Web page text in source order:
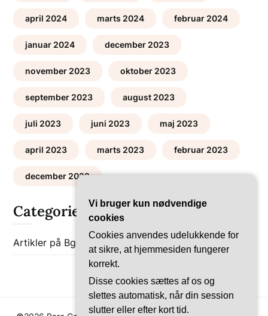
april 2024 marts 2024 februar 2024
januar 2024 december 2023
november 2023 oktober 2023
september 2023 august 2023
juli 2023 juni 2023 maj 2023
april 2023 marts 2023 februar 2023
december 2022
Categories
Artikler på Bgob Bolig-Guides
Vi bruger kun nødvendige
cookies
Cookies anvendes udelukkende for
at sikre, at hjemmesiden fungerer
korrekt.
Disse cookies sættes af os og
slettes automatisk, når din session
slutter eller efter kort tid.